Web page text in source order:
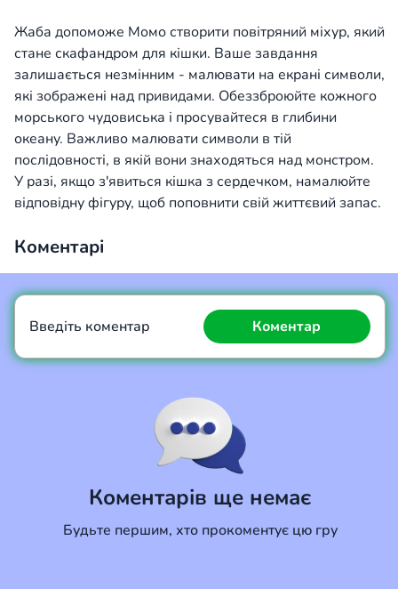
Жаба допоможе Момо створити повітряний міхур, який
стане скафандром для кішки. Ваше завдання
залишається незмінним - малювати на екрані символи,
які зображені над привидами. Обеззброюйте кожного
морського чудовиська і просувайтеся в глибини
океану. Важливо малювати символи в тій
послідовності, в якій вони знаходяться над монстром.
У разі, якщо з'явиться кішка з сердечком, намалюйте
відповідну фігуру, щоб поповнити свій життєвий запас.
Коментарі
Коментарів ще немає
Будьте першим, хто прокоментує цю гру
Введіть коментар Коментар